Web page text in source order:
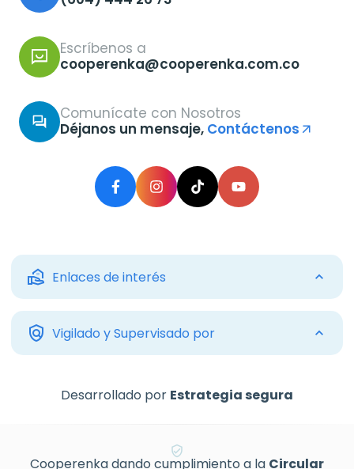
Escríbenos a
cooperenka@cooperenka.com.co
forum
Comunícate con Nosotros
Déjanos un mensaje, Contáctenos arrow_outward
real_estate_agent Enlaces de interés
policy Vigilado y Supervisado por
Desarrollado por Estrategia segura
verified_user
Cooperenka dando cumplimiento a la Circular